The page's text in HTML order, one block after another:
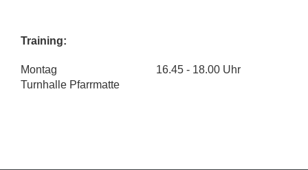
Training:
Montag 16.45 - 18.00 Uhr
Turnhalle Pfarrmatte